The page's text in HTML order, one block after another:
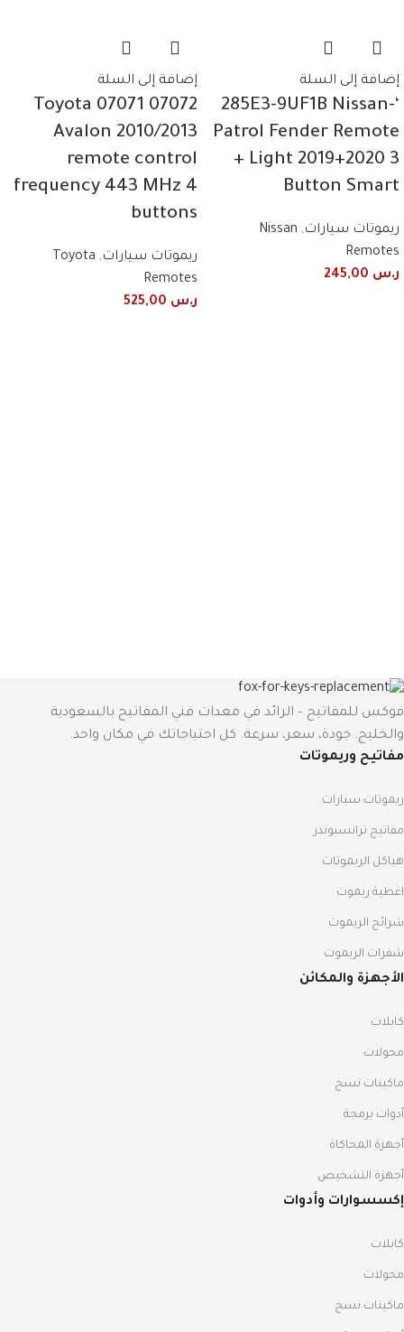
إضافة إلى السلة
‘-285E3-9UF1B Nissan
Patrol Fender Remote
+ Light 2019+2020 3
Button Smart
ريموتات سيارات,
Nissan
Remotes
ر.س
إضافة إلى السلة
07072 07071 Toyota
Avalon 2010/2013
remote control
frequency 443 MHz 4
buttons
ريموتات سيارات,
Toyota
Remotes
ر.س
فوكس للمفاتيح – الرائد في معدات فني المفاتيح بالسعودية
والخليج. جودة، سعر، سرعة. كل احتياجاتك في مكان واحد.
مفاتيح وريموتات
ريموتات سيارات
مفاتيح ترانسبوندر
هياكل الريموتات
اغطية ريموت
شرائح الريموت
شفرات الريموت
الأجهزة والمكائن
كابلات
محولات
ماكينات نسخ
أدوات برمجة
أجهزة المحاكاة
أجهزة التشخيص
إكسسوارات وأدوات
كابلات
محولات
ماكينات نسخ